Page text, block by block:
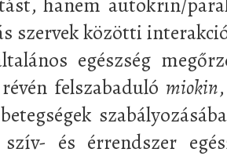
szervek közötti
egészség
felszabaduló miokin
és érrendszer